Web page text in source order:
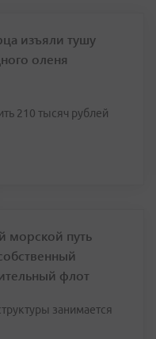
изъяли тушу
оленя
210 тысяч рублей
морской путь
флот
занимается